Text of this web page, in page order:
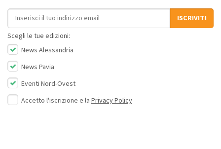
Indirizzo email
ISCRIVITI
Scegli le tue edizioni:
News Alessandria
News Pavia
Eventi Nord-Ovest
Accetto l'iscrizione e la Privacy Policy